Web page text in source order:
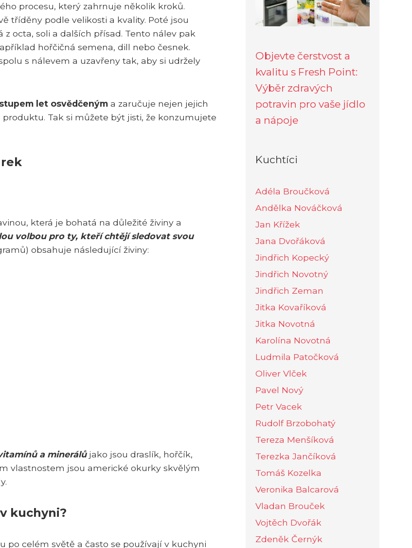
procesu, který zahrnuje několik kroků.
tříděny podle velikosti a kvality. Poté jsou
z octa, soli a dalších přísad. Tento nálev pak
hořčičná semena, dill nebo česnek.
s nálevem a uzavřeny tak, aby si udržely
let osvědčeným a zaručuje nejen jejich
Tak si můžete být jisti, že konzumujete
která je bohatá na důležité živiny a
volbou pro ty, kteří chtějí sledovat svou
obsahuje následující živiny:
a minerálůjako jsou draslík, hořčík,
vlastnostem jsou americké okurky skvělým
kuchyni?
celém světě a často se používají v kuchyni
Objevte čerstvost a
kvalitu s Fresh Point:
Výběr zdravých
potravin pro vaše jídlo
a nápoje
Kuchtíci
Adéla Broučková
Andělka Nováčková
Jan Křížek
Jana Dvořáková
Jindřich Kopecký
Jindřich Novotný
Jindřich Zeman
Jitka Kovaříková
Jitka Novotná
Karolína Novotná
Ludmila Patočková
Oliver Vlček
Pavel Nový
Petr Vacek
Rudolf Brzobohatý
Tereza Menšíková
Terezka Jančíková
Tomáš Kozelka
Veronika Balcarová
Vladan Brouček
Vojtěch Dvořák
Zdeněk Černýk